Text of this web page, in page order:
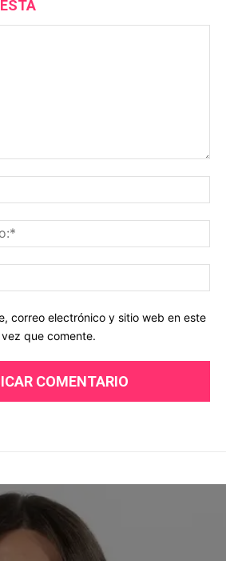
correo electrónico y sitio web en este
que comente.